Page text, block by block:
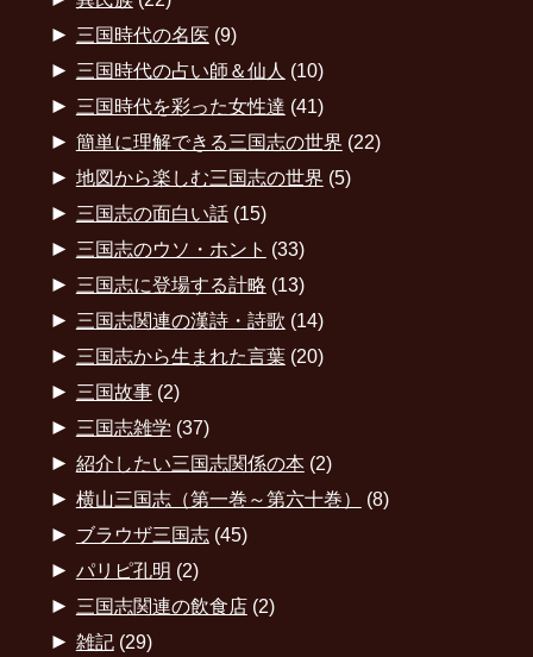
► 三国時代の名医 (9)
► 三国時代の占い師＆仙人 (10)
► 三国時代を彩った女性達 (41)
► 簡単に理解できる三国志の世界 (22)
► 地図から楽しむ三国志の世界 (5)
► 三国志の面白い話(15)
► 三国志のウソ・ホント (33)
► 三国志に登場する計略 (13)
► 三国志関連の漢詩・詩歌 (14)
► 三国志から生まれた言葉(20)
► 三国故事(2)
► 三国志雑学 (37)
► 紹介したい三国志関係の本(2)
► 横山三国志（第一巻～第六十巻） (8)
► ブラウザ三国志(45)
► パリピ孔明 (2)
► 三国志関連の飲食店(2)
► 雑記(29)